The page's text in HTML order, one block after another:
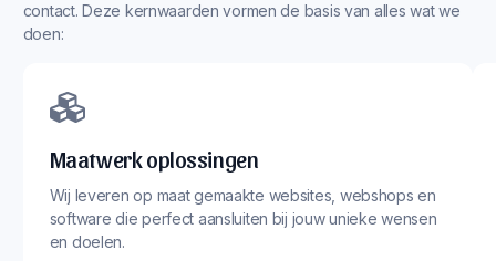
contact. Deze kernwaarden vormen de basis van alles wat we
doen:
Maatwerk oplossingen
Wij leveren op maat gemaakte websites, webshops en
software die perfect aansluiten bij jouw unieke wensen
en doelen.